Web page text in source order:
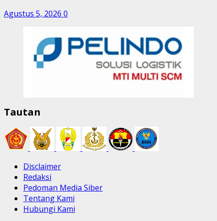
Agustus 5, 2026 0
Tautan
Disclaimer
Redaksi
Pedoman Media Siber
Tentang Kami
Hubungi Kami